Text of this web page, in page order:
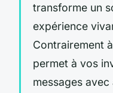
transforme un
expérience
Contrairement
permet à vos
messages